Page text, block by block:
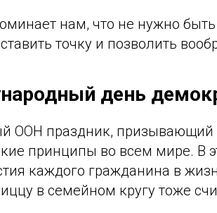
нам, что не нужно
точку и позволить
день
ООН праздник, призывающий
принципы во всем мире. В
каждого гражданина в
в семейном кругу тоже